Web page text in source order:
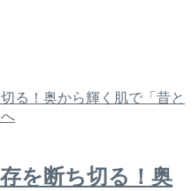
を断ち切る！奥